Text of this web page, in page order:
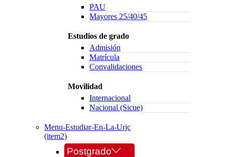
PAU
Mayores 25/40/45
Estudios de grado
Admisión
Matrícula
Convalidaciones
Movilidad
Internacional
Nacional (Sicue)
Menu-Estudiar-En-La-Urjc
(item2)
Postgrado